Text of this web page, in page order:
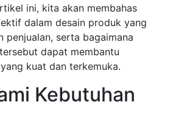
ini, kita akan membahas
dalam desain produk yang
penjualan, serta bagaimana
dapat membantu
kuat dan terkemuka.
Kebutuhan